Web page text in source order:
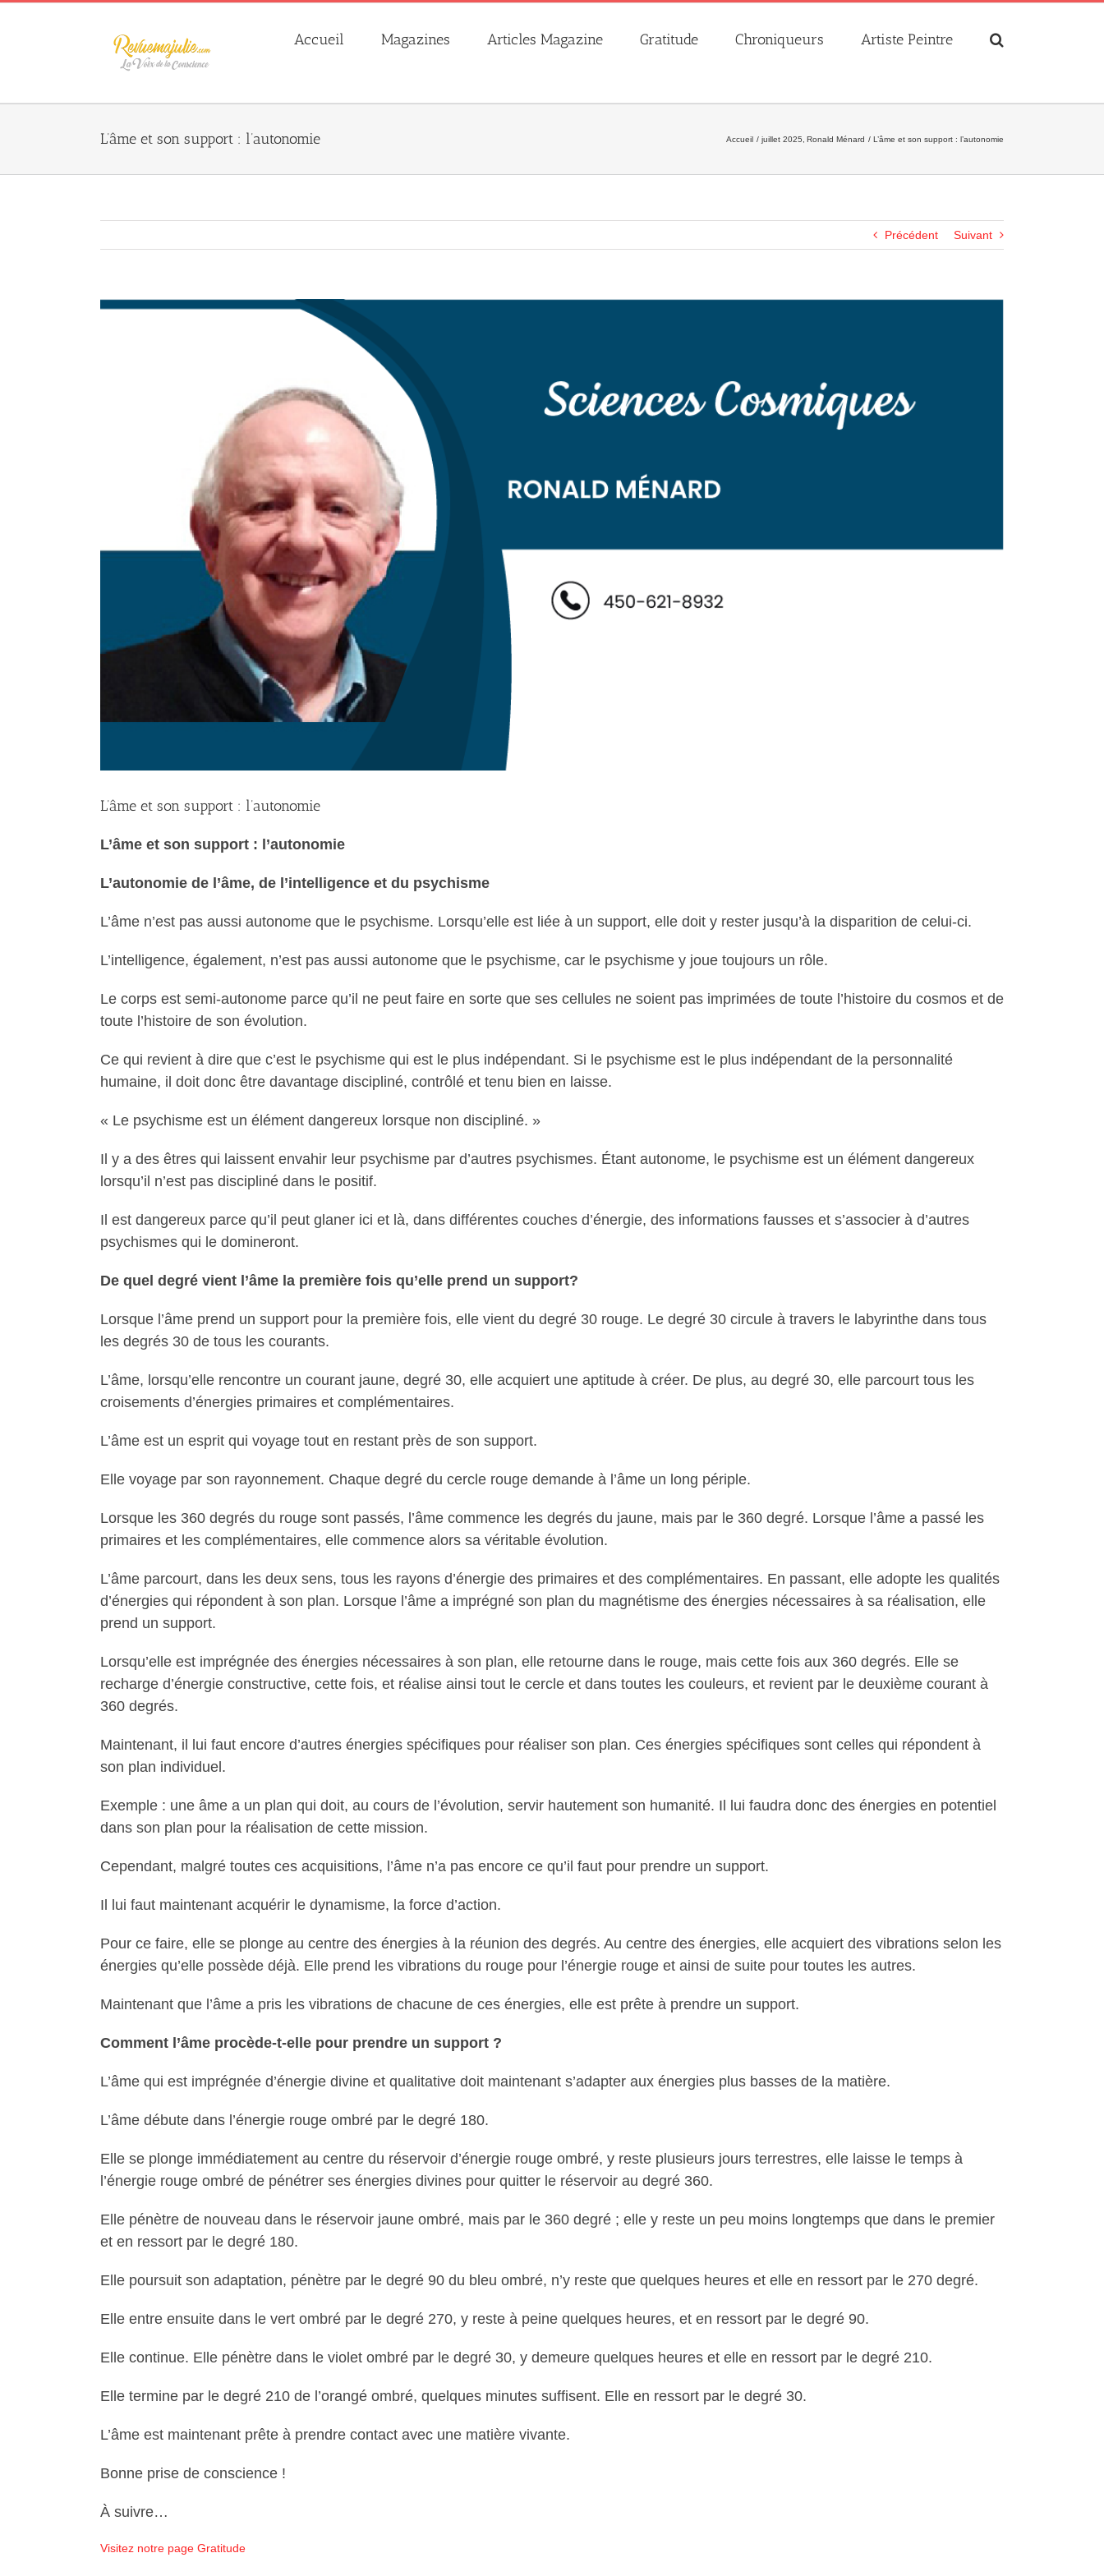
Skip
Accueil Magazines Articles Magazine Gratitude Chroniqueurs Artiste Peintre
L’âme et son support : l’autonomie Accueil juillet 2025 Ronald Ménard L’âme et son support : l’autonomie
Précédent Suivant
Agrandir
L’âme et son support : l’autonomie
L’âme et son support : l’autonomie
L’autonomie de l’âme, de l’intelligence et du psychisme
L’âme n’est pas aussi autonome que le psychisme. Lorsqu’elle est liée à un support, elle doit y rester jusqu’à la disparition de celui-ci.
L’intelligence, également, n’est pas aussi autonome que le psychisme, car le psychisme y joue toujours un rôle.
Le corps est semi-autonome parce qu’il ne peut faire en sorte que ses cellules ne soient pas imprimées de toute l’histoire du cosmos et de
toute l’histoire de son évolution.
Ce qui revient à dire que c’est le psychisme qui est le plus indépendant. Si le psychisme est le plus indépendant de la personnalité
humaine, il doit donc être davantage discipliné, contrôlé et tenu bien en laisse.
« Le psychisme est un élément dangereux lorsque non discipliné. »
Il y a des êtres qui laissent envahir leur psychisme par d’autres psychismes. Étant autonome, le psychisme est un élément dangereux
lorsqu’il n’est pas discipliné dans le positif.
Il est dangereux parce qu’il peut glaner ici et là, dans différentes couches d’énergie, des informations fausses et s’associer à d’autres
psychismes qui le domineront.
De quel degré vient l’âme la première fois qu’elle prend un support?
Lorsque l’âme prend un support pour la première fois, elle vient du degré 30 rouge. Le degré 30 circule à travers le labyrinthe dans tous
les degrés 30 de tous les courants.
L’âme, lorsqu’elle rencontre un courant jaune, degré 30, elle acquiert une aptitude à créer. De plus, au degré 30, elle parcourt tous les
croisements d’énergies primaires et complémentaires.
L’âme est un esprit qui voyage tout en restant près de son support.
Elle voyage par son rayonnement. Chaque degré du cercle rouge demande à l’âme un long périple.
Lorsque les 360 degrés du rouge sont passés, l’âme commence les degrés du jaune, mais par le 360 degré. Lorsque l’âme a passé les
primaires et les complémentaires, elle commence alors sa véritable évolution.
L’âme parcourt, dans les deux sens, tous les rayons d’énergie des primaires et des complémentaires. En passant, elle adopte les qualités
d’énergies qui répondent à son plan. Lorsque l’âme a imprégné son plan du magnétisme des énergies nécessaires à sa réalisation, elle
prend un support.
Lorsqu’elle est imprégnée des énergies nécessaires à son plan, elle retourne dans le rouge, mais cette fois aux 360 degrés. Elle se
recharge d’énergie constructive, cette fois, et réalise ainsi tout le cercle et dans toutes les couleurs, et revient par le deuxième courant à
360 degrés.
Maintenant, il lui faut encore d’autres énergies spécifiques pour réaliser son plan. Ces énergies spécifiques sont celles qui répondent à
son plan individuel.
Exemple : une âme a un plan qui doit, au cours de l’évolution, servir hautement son humanité. Il lui faudra donc des énergies en potentiel
dans son plan pour la réalisation de cette mission.
Cependant, malgré toutes ces acquisitions, l’âme n’a pas encore ce qu’il faut pour prendre un support.
Il lui faut maintenant acquérir le dynamisme, la force d’action.
Pour ce faire, elle se plonge au centre des énergies à la réunion des degrés. Au centre des énergies, elle acquiert des vibrations selon les
énergies qu’elle possède déjà. Elle prend les vibrations du rouge pour l’énergie rouge et ainsi de suite pour toutes les autres.
Maintenant que l’âme a pris les vibrations de chacune de ces énergies, elle est prête à prendre un support.
Comment l’âme procède-t-elle pour prendre un support ?
L’âme qui est imprégnée d’énergie divine et qualitative doit maintenant s’adapter aux énergies plus basses de la matière.
L’âme débute dans l’énergie rouge ombré par le degré 180.
Elle se plonge immédiatement au centre du réservoir d’énergie rouge ombré, y reste plusieurs jours terrestres, elle laisse le temps à
l’énergie rouge ombré de pénétrer ses énergies divines pour quitter le réservoir au degré 360.
Elle pénètre de nouveau dans le réservoir jaune ombré, mais par le 360 degré ; elle y reste un peu moins longtemps que dans le premier
et en ressort par le degré 180.
Elle poursuit son adaptation, pénètre par le degré 90 du bleu ombré, n’y reste que quelques heures et elle en ressort par le 270 degré.
Elle entre ensuite dans le vert ombré par le degré 270, y reste à peine quelques heures, et en ressort par le degré 90.
Elle continue. Elle pénètre dans le violet ombré par le degré 30, y demeure quelques heures et elle en ressort par le degré 210.
Elle termine par le degré 210 de l’orangé ombré, quelques minutes suffisent. Elle en ressort par le degré 30.
L’âme est maintenant prête à prendre contact avec une matière vivante.
Bonne prise de conscience !
À suivre…
Visitez notre page Gratitude